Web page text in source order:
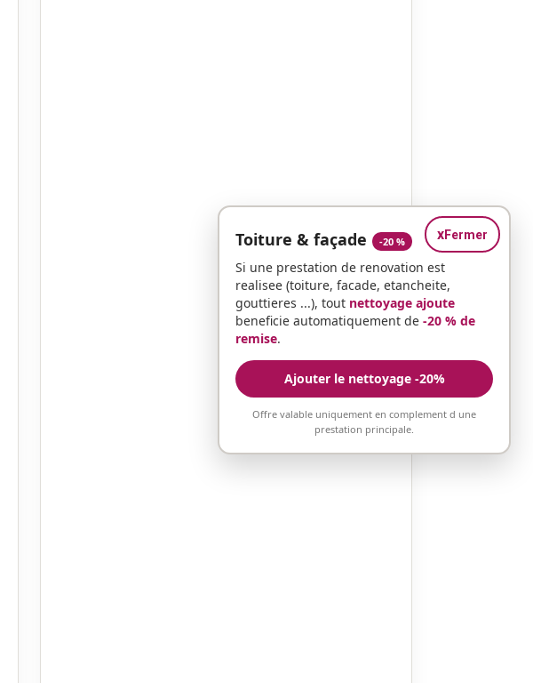
xFermer
Toiture & façade -20 %
Si une prestation de renovation est
realisee (toiture, facade, etancheite,
gouttieres ...), tout nettoyage ajoute
beneficie automatiquement de -20 % de
remise.
Ajouter le nettoyage -20%
Offre valable uniquement en complement d une
prestation principale.